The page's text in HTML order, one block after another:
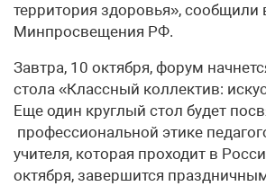
территория здоровья», сообщили
Минпросвещения РФ.
Завтра, 10 октября, форум
стола «Классный коллектив:
Еще один круглый стол будет
профессиональной этике
учителя, которая проходит в
октября, завершится